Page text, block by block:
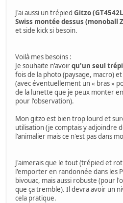
J'ai aussi un trépied Gitzo
Swiss montée dessus (monoball
et side kick si besoin.
Voilà mes besoins :
Je souhaite n'avoirqu'un seul
fois de la photo (paysage, macro)
(avec éventuellement un « bras »
de la lunette que je peux monter
pour l'observation).
Mon gitzo est bien trop lourd et
utilisation (je comptais y adjoindre
l'animalier mais ce n'est pas dans
J'aimerais que le tout (trépied et
l'emporter en randonnée dans les
bivouac, mais aussi robuste (pour
que ça tremble). Il devra avoir un
cela pratique.